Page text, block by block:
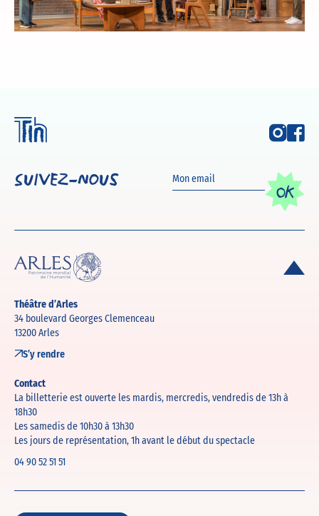
Suivez-nous
OK
Théâtre d’Arles
34 boulevard Georges Clemenceau
13200 Arles
S’y rendre
Contact
La billetterie est ouverte les mardis, mercredis, vendredis de 13h à
18h30
Les samedis de 10h30 à 13h30
Les jours de représentation, 1h avant le début du spectacle
04 90 52 51 51